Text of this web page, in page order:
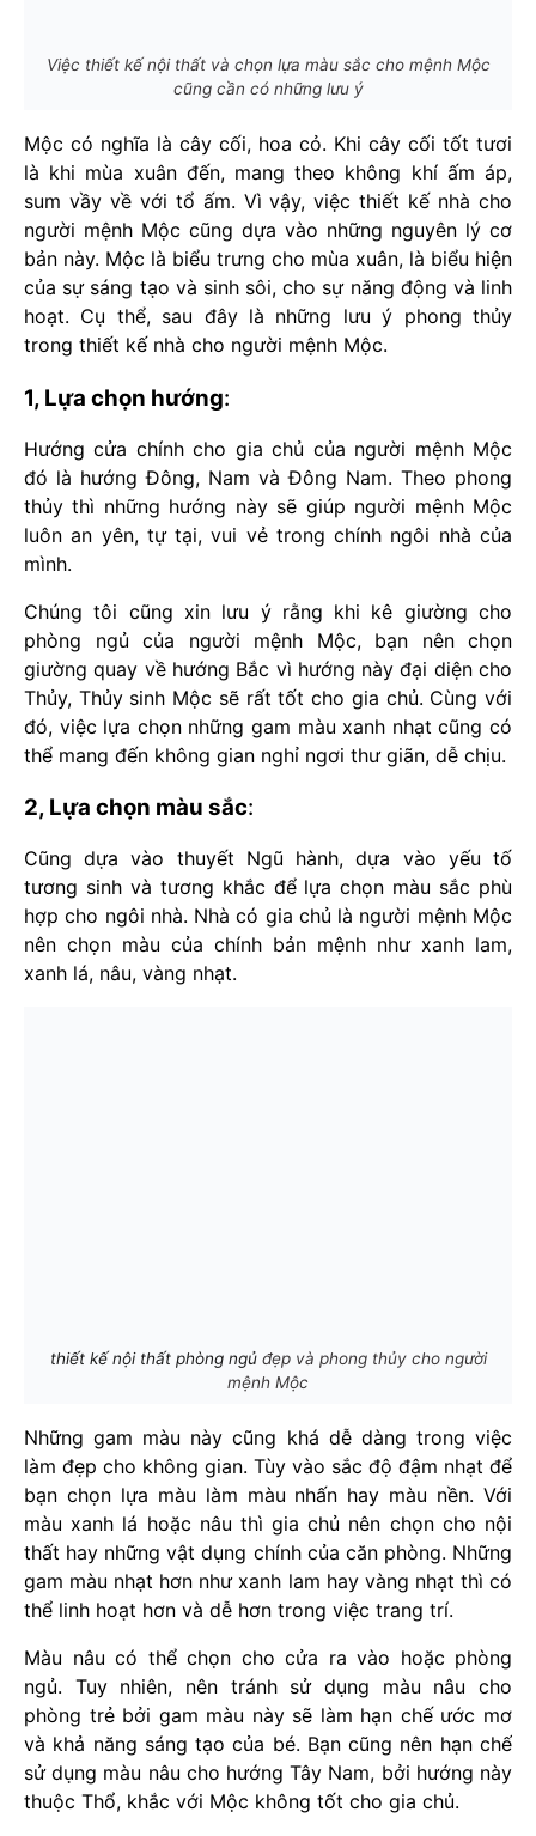
Việc thiết kế nội thất và chọn lựa màu sắc cho mệnh Mộc
cũng cần có những lưu ý
Mộc có nghĩa là cây cối, hoa cỏ. Khi cây cối tốt tươi
là khi mùa xuân đến, mang theo không khí ấm áp,
sum vầy về với tổ ấm. Vì vậy, việc thiết kế nhà cho
người mệnh Mộc cũng dựa vào những nguyên lý cơ
bản này. Mộc là biểu trưng cho mùa xuân, là biểu hiện
của sự sáng tạo và sinh sôi, cho sự năng động và linh
hoạt. Cụ thể, sau đây là những lưu ý phong thủy
trong thiết kế nhà cho người mệnh Mộc.
1, Lựa chọn hướng:
Hướng cửa chính cho gia chủ của người mệnh Mộc
đó là hướng Đông, Nam và Đông Nam. Theo phong
thủy thì những hướng này sẽ giúp người mệnh Mộc
luôn an yên, tự tại, vui vẻ trong chính ngôi nhà của
mình.
Chúng tôi cũng xin lưu ý rằng khi kê giường cho
phòng ngủ của người mệnh Mộc, bạn nên chọn
giường quay về hướng Bắc vì hướng này đại diện cho
Thủy, Thủy sinh Mộc sẽ rất tốt cho gia chủ. Cùng với
đó, việc lựa chọn những gam màu xanh nhạt cũng có
thể mang đến không gian nghỉ ngơi thư giãn, dễ chịu.
2, Lựa chọn màu sắc:
Cũng dựa vào thuyết Ngũ hành, dựa vào yếu tố
tương sinh và tương khắc để lựa chọn màu sắc phù
hợp cho ngôi nhà. Nhà có gia chủ là người mệnh Mộc
nên chọn màu của chính bản mệnh như xanh lam,
xanh lá, nâu, vàng nhạt.
thiết kế nội thất phòng ngủđẹp và phong thủy cho người
mệnh Mộc
Những gam màu này cũng khá dễ dàng trong việc
làm đẹp cho không gian. Tùy vào sắc độ đậm nhạt để
bạn chọn lựa màu làm màu nhấn hay màu nền. Với
màu xanh lá hoặc nâu thì gia chủ nên chọn cho nội
thất hay những vật dụng chính của căn phòng. Những
gam màu nhạt hơn như xanh lam hay vàng nhạt thì có
thể linh hoạt hơn và dễ hơn trong việc trang trí.
Màu nâu có thể chọn cho cửa ra vào hoặc phòng
ngủ. Tuy nhiên, nên tránh sử dụng màu nâu cho
phòng trẻ bởi gam màu này sẽ làm hạn chế ước mơ
và khả năng sáng tạo của bé. Bạn cũng nên hạn chế
sử dụng màu nâu cho hướng Tây Nam, bởi hướng này
thuộc Thổ, khắc với Mộc không tốt cho gia chủ.